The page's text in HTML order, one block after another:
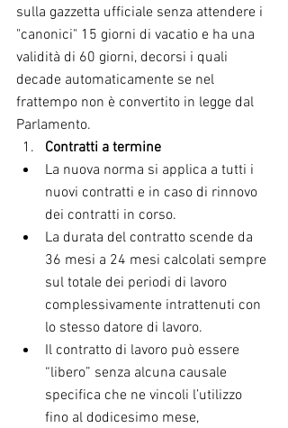
sulla gazzetta ufficiale senza attendere i
"canonici" 15 giorni di vacatio e ha una
validità di 60 giorni, decorsi i quali
decade automaticamente se nel
frattempo non è convertito in legge dal
Parlamento.
Contratti a termine
La nuova norma si applica a tutti i
nuovi contratti e in caso di rinnovo
dei contratti in corso.
La durata del contratto scende da
36 mesi a 24 mesi calcolati sempre
sul totale dei periodi di lavoro
complessivamente intrattenuti con
lo stesso datore di lavoro.
Il contratto di lavoro può essere
“libero” senza alcuna causale
specifica che ne vincoli l’utilizzo
fino al dodicesimo mese,